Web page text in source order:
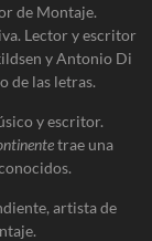
de Montaje.
Lector y escritor
y Antonio Di
de las letras.
y escritor.
trae una
artista de